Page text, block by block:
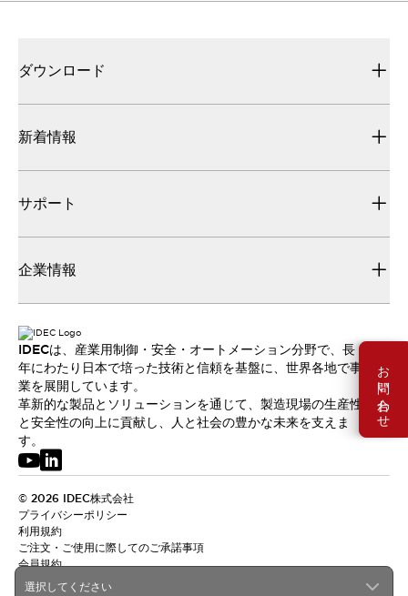
お問い合わせ
選択してください
ダウンロード
新着情報
サポート
企業情報
IDECは、産業用制御・安全・オートメーション分野で、長
年にわたり日本で培った技術と信頼を基盤に、世界各地で事
業を展開しています。
革新的な製品とソリューションを通じて、製造現場の生産性
と安全性の向上に貢献し、人と社会の豊かな未来を支えま
す。
© 2026 IDEC株式会社
プライバシーポリシー
利用規約
ご注文・ご使用に際してのご承諾事項
会員規約